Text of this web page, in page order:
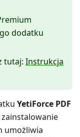
dodatku
tutaj: Instrukcja
YetiForce PDF
umożliwia